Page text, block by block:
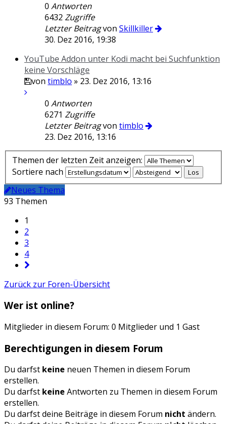
0 Antworten
6432 Zugriffe
Letzter Beitragvon Skillkiller
30. Dez 2016, 19:38
YouTube Addon unter Kodi macht bei Suchfunktion
keine Vorschläge
von timblo » 23. Dez 2016, 13:16
0 Antworten
6271 Zugriffe
Letzter Beitragvon timblo
23. Dez 2016, 13:16
Themen der letzten Zeit anzeigen:
Sortiere nach
Neues Thema
93 Themen
1
2
3
4
Zurück zur Foren-Übersicht
Wer ist online?
Mitglieder in diesem Forum: 0 Mitglieder und 1 Gast
Berechtigungen in diesem Forum
Du darfst keine neuen Themen in diesem Forum
erstellen.
Du darfst keine Antworten zu Themen in diesem Forum
erstellen.
Du darfst deine Beiträge in diesem Forum nicht ändern.